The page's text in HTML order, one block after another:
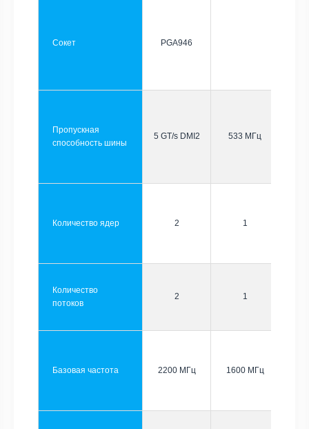
Сокет PGA946
Пропускная
способность шины
5 GT/s DMI2 533 МГц
Количество ядер 2 1
Количество
потоков
2 1
Базовая частота 2200 МГц 1600 МГц